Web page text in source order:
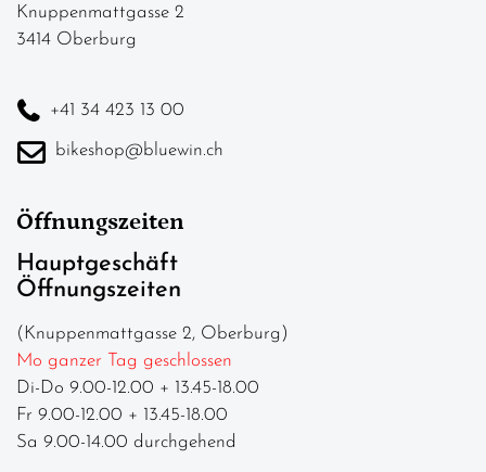
Knuppenmattgasse 2
3414 Oberburg
+41 34 423 13 00
bikeshop@bluewin.ch
Öffnungszeiten
Hauptgeschäft
Öffnungszeiten
(Knuppenmattgasse 2, Oberburg)
Mo ganzer Tag geschlossen
Di-Do 9.00-12.00 + 13.45-18.00
Fr 9.00-12.00 + 13.45-18.00
Sa 9.00-14.00 durchgehend